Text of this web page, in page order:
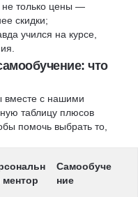
только цены —
скидки;
учился на курсе,
что
вместе с нашими
таблицу плюсов
помочь выбрать то,
Самообуче
ние